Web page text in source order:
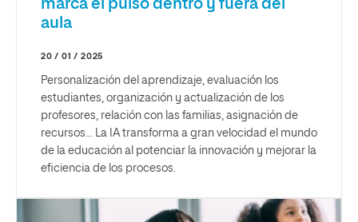
marca el pulso dentro y fuera del
aula
20 / 01 / 2025
Personalización del aprendizaje, evaluación los
estudiantes, organización y actualización de los
profesores, relación con las familias, asignación de
recursos... La IA transforma a gran velocidad el mundo
de la educación al potenciar la innovación y mejorar la
eficiencia de los procesos.